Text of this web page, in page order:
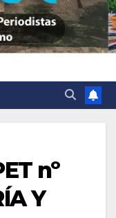
nº
Y